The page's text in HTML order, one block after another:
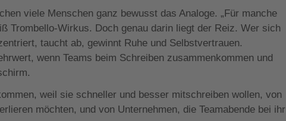
viele Menschen ganz bewusst das Analoge. „Für manche
Trombello-Wirkus. Doch genau darin liegt der Reiz. Wer sich
taucht ab, gewinnt Ruhe und Selbstvertrauen.
wenn Teams beim Schreiben zusammenkommen und
weil sie schneller und besser mitschreiben wollen, von
möchten, und von Unternehmen, die Teamabende bei ihr